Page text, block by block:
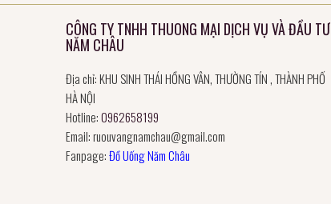
CÔNG TY TNHH THUONG MẠI DỊCH VỤ VÀ ĐẦU TƯ
NĂM CHÂU
Địa chỉ: KHU SINH THÁI HỒNG VÂN, THƯỜNG TÍN , THÀNH PHỐ
HÀ NỘI
Hotline:0962658199
Email:ruouvangnamchau@gmail.com
Fanpage:Đồ Uống Năm Châu